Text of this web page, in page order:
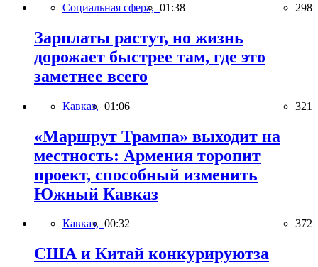
Социальная сфера, 01:38 298
Зарплаты растут, но жизнь
дорожает быстрее там, где это
заметнее всего
Кавказ, 01:06 321
«Маршрут Трампа» выходит на
местность: Армения торопит
проект, способный изменить
Южный Кавказ
Кавказ, 00:32 372
США и Китай конкурируютза